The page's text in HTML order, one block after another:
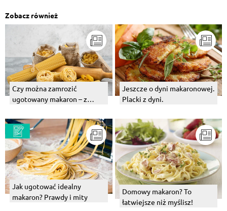
Zobacz również
Czy można zamrozić
ugotowany makaron – z
Jeszcze o dyni makaronowej.
Placki z dyni.
Jak ugotować idealny
makaron? Prawdy i mity
Domowy makaron? To
łatwiejsze niż myślisz!